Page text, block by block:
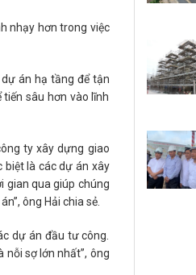
nhạy hơn trong việc
án hạ tầng để tận
sâu hơn vào lĩnh
ty xây dựng giao
biệt là các dự án xây
gian qua giúp chúng
ông Hải chia sẻ.
dự án đầu tư công.
nỗi sợ lớn nhất”, ông